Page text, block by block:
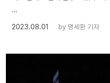
…
2023.08.01
by 명세환 기자